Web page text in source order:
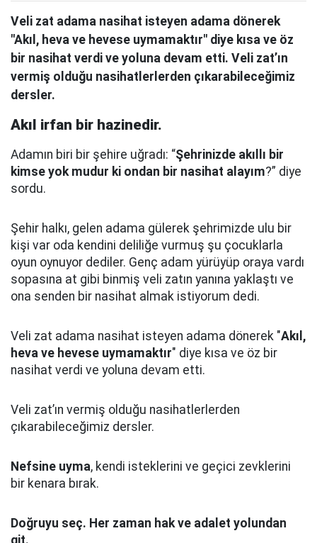
Veli zat adama nasihat isteyen adama dönerek
"Akıl, heva ve hevese uymamaktır" diye kısa ve öz
bir nasihat verdi ve yoluna devam etti. Veli zat’ın
vermiş olduğu nasihatlerlerden çıkarabileceğimiz
dersler.
Akıl irfan bir hazinedir.
Adamın biri bir şehire uğradı: “Şehrinizde akıllı bir
kimse yok mudur ki ondan bir nasihat alayım?” diye
sordu.
Şehir halkı, gelen adama gülerek şehrimizde ulu bir
kişi var oda kendini deliliğe vurmuş şu çocuklarla
oyun oynuyor dediler. Genç adam yürüyüp oraya vardı
sopasına at gibi binmiş veli zatın yanına yaklaştı ve
ona senden bir nasihat almak istiyorum dedi.
Veli zat adama nasihat isteyen adama dönerek "Akıl,
heva ve hevese uymamaktır" diye kısa ve öz bir
nasihat verdi ve yoluna devam etti.
Veli zat’ın vermiş olduğu nasihatlerlerden
çıkarabileceğimiz dersler.
Nefsine uyma, kendi isteklerini ve geçici zevklerini
bir kenara bırak.
Doğruyu seç. Her zaman hak ve adalet yolundan